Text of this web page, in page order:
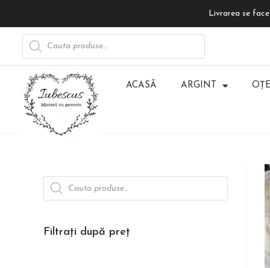
Livrarea se
ACASĂ ARGINT
Filtrați după preț